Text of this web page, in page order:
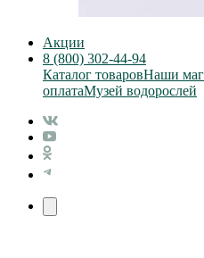
Акции
8 (800) 302-44-94
Каталог товаровНаши
оплатаМузей водорослей